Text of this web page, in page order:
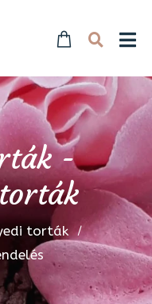
-
torták